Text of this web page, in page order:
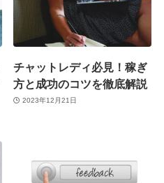
チャットレディ必見！稼ぎ
方と成功のコツを徹底解説
2023年12月21日